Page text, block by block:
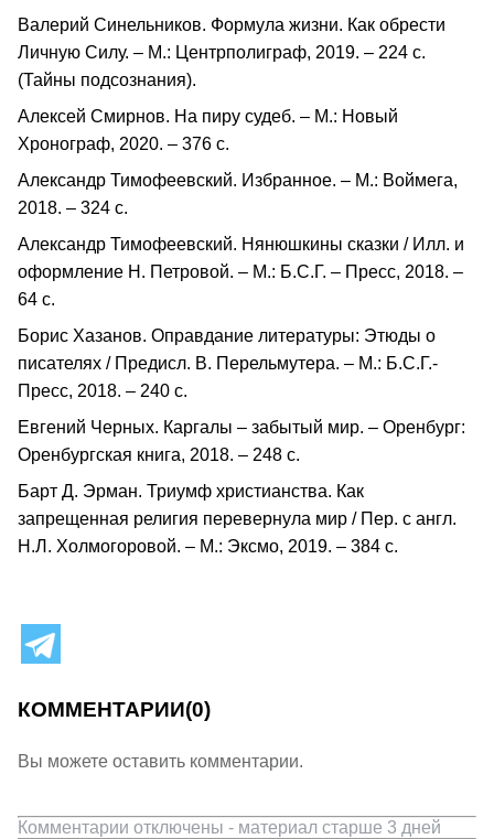
Валерий Синельников. Формула жизни. Как обрести
Личную Силу. – М.: Центрполиграф, 2019. – 224 с.
(Тайны подсознания).
Алексей Смирнов. На пиру судеб. – М.: Новый
Хронограф, 2020. – 376 с.
Александр Тимофеевский. Избранное. – М.: Воймега,
2018. – 324 с.
Александр Тимофеевский. Нянюшкины сказки / Илл. и
оформление Н. Петровой. – М.: Б.С.Г. – Пресс, 2018. –
64 с.
Борис Хазанов. Оправдание литературы: Этюды о
писателях / Предисл. В. Перельмутера. – М.: Б.С.Г.-
Пресс, 2018. – 240 с.
Евгений Черных. Каргалы – забытый мир. – Оренбург:
Оренбургская книга, 2018. – 248 с.
Барт Д. Эрман. Триумф христианства. Как
запрещенная религия перевернула мир / Пер. с англ.
Н.Л. Холмогоровой. – М.: Эксмо, 2019. – 384 с.
КОММЕНТАРИИ(0)
Вы можете оставить комментарии.
Комментарии отключены - материал старше 3 дней